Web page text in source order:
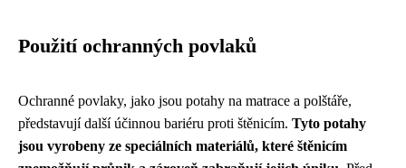
Použití ochranných povlaků
Ochranné povlaky, jako jsou potahy na matrace a polštáře,
představují další účinnou bariéru proti štěnicím. Tyto potahy
jsou vyrobeny ze speciálních materiálů, které štěnicím